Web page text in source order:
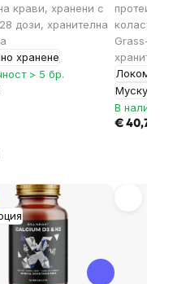
крави, хранени с
дози, хранителна
хранене
> 5 бр.
протеин с
коластра
Grass-fed
Мускулно
В
€ 40,77